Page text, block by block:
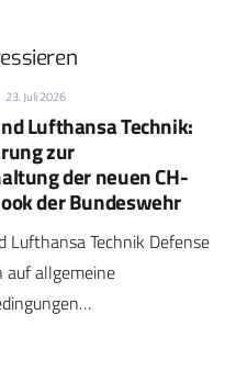
23. Juli 2026
Lufthansa Technik:
zur
der neuen CH-
der Bundeswehr
Lufthansa Technik Defense
auf allgemeine